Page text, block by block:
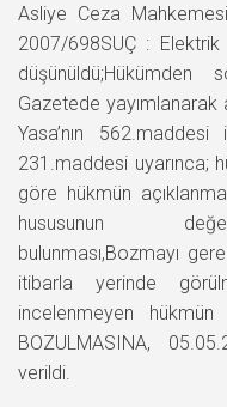
Asliye Ceza
2007/698SUÇ : Elektrik
Gazetede yayımlanarak
Yasa’nın
231.maddesi uyarınca;
göre hükmün
hususunun
bulunması,Bozmayı
itibarla yerinde
incelenmeyen
BOZULMASINA,
verildi.